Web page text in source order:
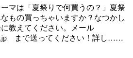
マは「夏祭りで何買うの？」夏祭
もの買っちゃいますか？なつかし
教えてください。メール
まで送ってください！詳し……